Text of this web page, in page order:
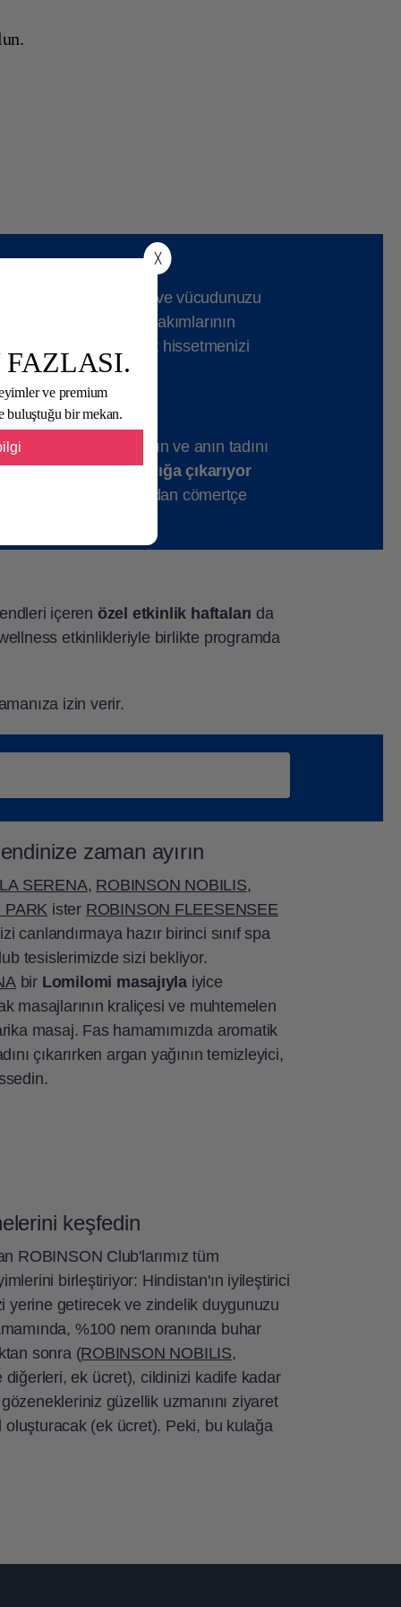
╳
FAZLASI.
ve premium
buluştuğu bir mekan.
gevşeyebilir ve vücudunuzu
şımartıcı güzellik bakımlarının
tamamen rahat hissetmenizi
iyice rahatlayın ve anın tadını
yararlı aromalarını açığa çıkarıyor
musunuz? Ardından cömertçe
içeren özel etkinlik haftaları da
etkinlikleriyle birlikte programda
izin verir.
zaman ayırın
SERENA, ROBINSON NOBILIS,
PARK ister ROBINSON FLEESENSEE
canlandırmaya hazır birinci sınıf spa
tesislerimizde sizi bekliyor.
bir Lomilomi masajıyla iyice
masajlarının kraliçesi ve muhtemelen
masaj. Fas hamamımızda aromatik
çıkarırken argan yağının temizleyici,
keşfedin
ROBINSON Club'larımız tüm
birleştiriyor: Hindistan'ın iyileştirici
yerine getirecek ve zindelik duygunuzu
%100 nem oranında buhar
sonra (ROBINSON NOBILIS,
ek ücret), cildinizi kadife kadar
güzellik uzmanını ziyaret
(ek ücret). Peki, bu kulağa